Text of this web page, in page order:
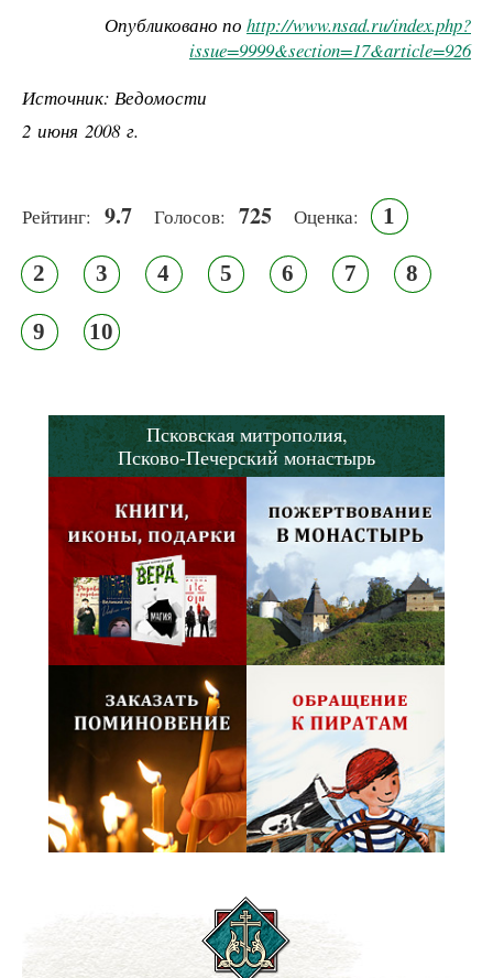
Опубликовано по http://www.nsad.ru/index.php?
issue=9999&section=17&article=926
Источник: Ведомости
2 июня 2008 г.
Рейтинг: 9.7 Голосов: 725 Оценка: 1
2 3 4 5 6 7 8
9 10
Псковская митрополия,
Псково-Печерский монастырь